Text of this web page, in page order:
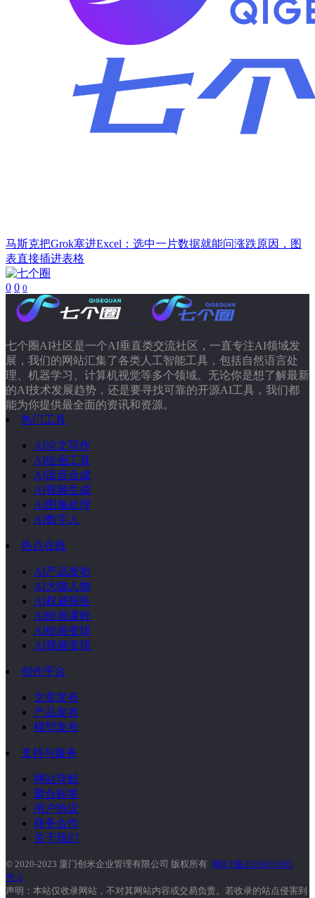
马斯克把Grok塞进Excel：选中一片数据就能问涨跌原因，图
表直接插进表格
0 0 0
七个圈AI社区是一个AI垂直类交流社区，一直专注AI领域发
展，我们的网站汇集了各类人工智能工具，包括自然语言处
理、机器学习、计算机视觉等多个领域。无论你是想了解最新
的AI技术发展趋势，还是要寻找可靠的开源AI工具，我们都
能为你提供最全面的资讯和资源。
热门工具
AI论文写作
AI绘画工具
AI语音合成
AI视频生成
AI图像处理
AI数字人
热点在线
AI产品发布
AI大咖人物
AI权威报告
AI绘画课程
AI绘画变现
AI视频变现
创作平台
文章发布
产品发布
模型发布
支持与服务
网站导航
聚合标签
用户协议
商务合作
关于我们
© 2020-2023 厦门创米企业管理有限公司 版权所有 闽ICP备2024031605
号-2
声明：本站仅收录网站，不对其网站内容或交易负责。若收录的站点侵害到